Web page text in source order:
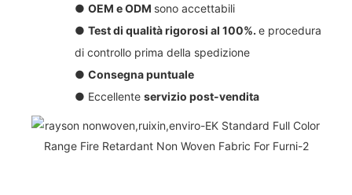
● OEM e ODM sono accettabili
● Test di qualità rigorosi al 100%. e procedura
di controllo prima della spedizione
● Consegna puntuale
● Eccellente servizio post-vendita